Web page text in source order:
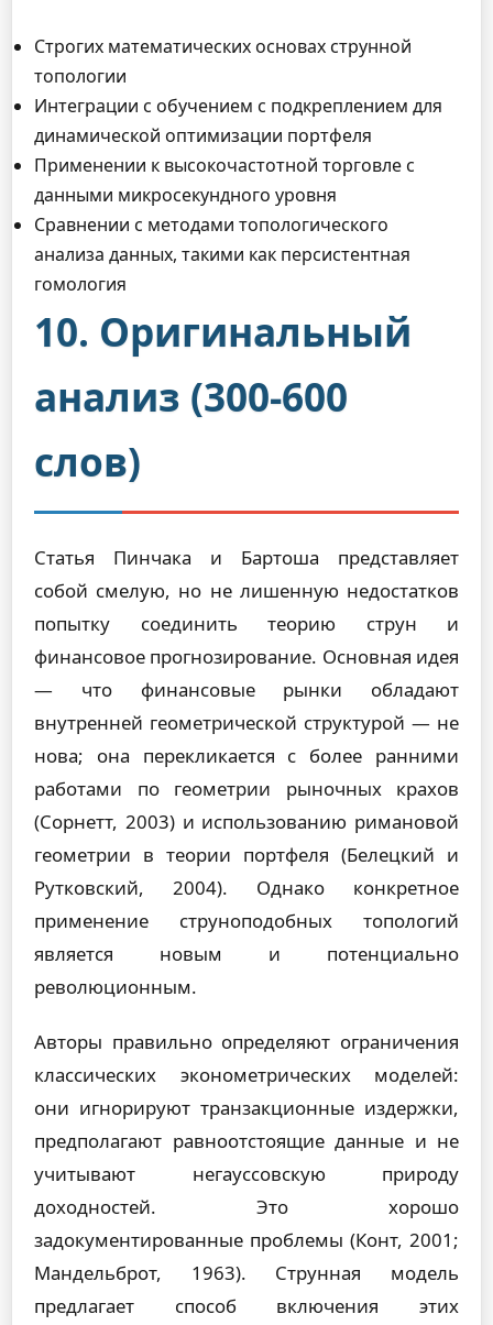
Строгих математических основах струнной
топологии
Интеграции с обучением с подкреплением для
динамической оптимизации портфеля
Применении к высокочастотной торговле с
данными микросекундного уровня
Сравнении с методами топологического
анализа данных, такими как персистентная
гомология
10. Оригинальный
анализ (300-600
слов)
Статья Пинчака и Бартоша представляет
собой смелую, но не лишенную недостатков
попытку соединить теорию струн и
финансовое прогнозирование. Основная идея
— что финансовые рынки обладают
внутренней геометрической структурой — не
нова; она перекликается с более ранними
работами по геометрии рыночных крахов
(Сорнетт, 2003) и использованию римановой
геометрии в теории портфеля (Белецкий и
Рутковский, 2004). Однако конкретное
применение струноподобных топологий
является новым и потенциально
революционным.
Авторы правильно определяют ограничения
классических эконометрических моделей:
они игнорируют транзакционные издержки,
предполагают равноотстоящие данные и не
учитывают негауссовскую природу
доходностей. Это хорошо
задокументированные проблемы (Конт, 2001;
Мандельброт, 1963). Струнная модель
предлагает способ включения этих